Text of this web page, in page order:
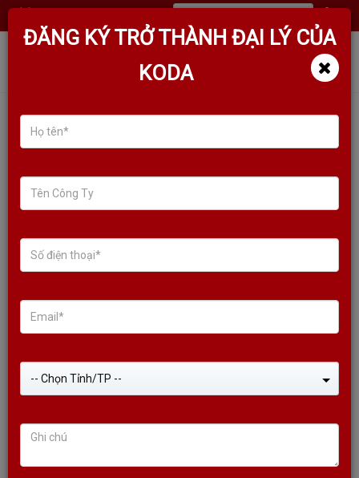
TÌM KIẾM SẢN PHẨM
Sale!
ĐĂNG KÝ TRỞ THÀNH ĐẠI LÝ CỦA
KODA
-- Chọn Tỉnh/TP --